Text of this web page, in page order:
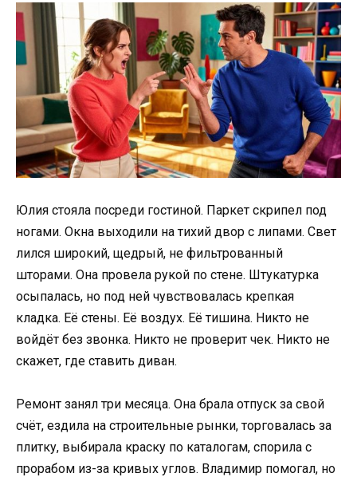
Юлия стояла посреди гостиной. Паркет скрипел под
ногами. Окна выходили на тихий двор с липами. Свет
лился широкий, щедрый, не фильтрованный
шторами. Она провела рукой по стене. Штукатурка
осыпалась, но под ней чувствовалась крепкая
кладка. Её стены. Её воздух. Её тишина. Никто не
войдёт без звонка. Никто не проверит чек. Никто не
скажет, где ставить диван.
Ремонт занял три месяца. Она брала отпуск за свой
счёт, ездила на строительные рынки, торговалась за
плитку, выбирала краску по каталогам, спорила с
прорабом из-за кривых углов. Владимир помогал, но